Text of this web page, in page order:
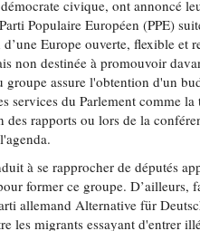
civique, ont annoncé
Populaire Européen (PPE)
Europe ouverte, flexible et
non destinée à promouvoir
groupe assure l'obtention d'un
services du Parlement comme
des rapports ou lors de la
à se rapprocher de députés
former ce groupe. D’ailleurs,
allemand Alternative für
les migrants essayant d'entrer